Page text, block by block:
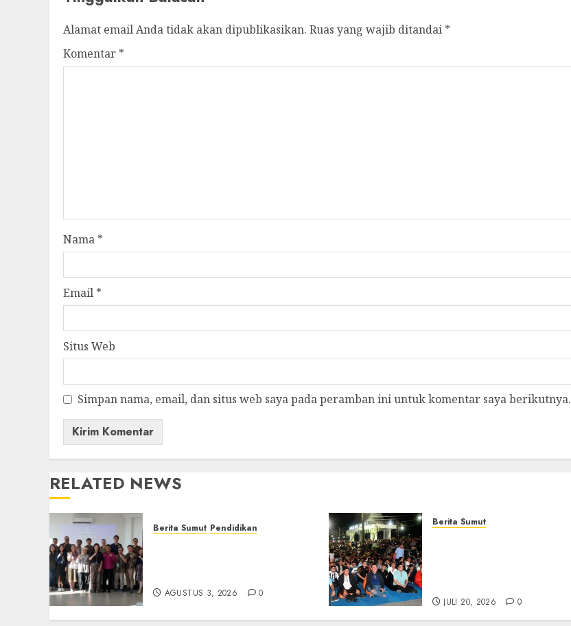
Alamat email Anda tidak akan dipublikasikan. Ruas yang wajib ditandai *
Komentar *
Nama *
Email *
Situs Web
Simpan nama, email, dan situs web saya pada peramban ini untuk komentar saya berikutnya.
RELATED NEWS
Berita Sumut Pendidikan
AGUSTUS 3, 2026 0
Berita Sumut
JULI 20, 2026 0